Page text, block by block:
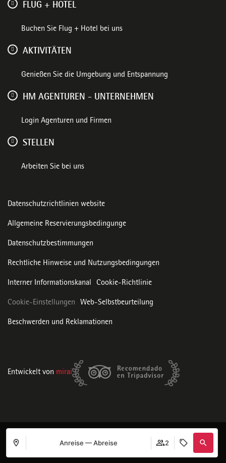
Anreise — Abreise 2
FLUG + HOTEL
Buchen Sie Flug + Hotel bei uns
AKTIVITÄTEN
Genießen Sie die Umgebung und Entspannung
HM AGENTUREN - UNTERNEHMEN
Login Agenturen und Firmen
STELLEN
Arbeiten Sie bei uns
Datenschutzrichtlinien website
Allgemeine Reservierungsbedingunge
Datenschutzbestimmungen
Rechtliche Hinweise und Nutzungsbedingungen
Interner Informationskanal Cookie-Richtlinie
Cookie-Einstellungen Web-Selbstbeurteilung
Beschwerden und Reklamationen
Entwickelt von mirai